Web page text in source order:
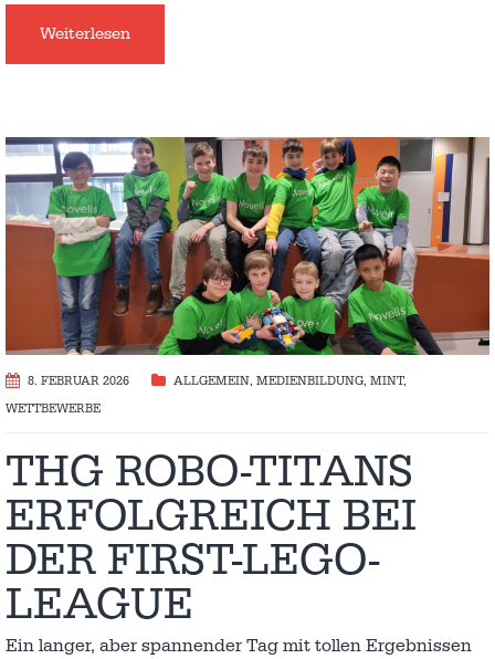
Weiterlesen
8. FEBRUAR 2026 ALLGEMEIN, MEDIENBILDUNG, MINT,
WETTBEWERBE
THG ROBO-TITANS
ERFOLGREICH BEI
DER FIRST-LEGO-
LEAGUE
Ein langer, aber spannender Tag mit tollen Ergebnissen